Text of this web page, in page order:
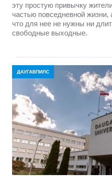
эту простую привычку
частью повседневной
что для нее не нужны ни
свободные выходные.
ДАУГАВПИЛС